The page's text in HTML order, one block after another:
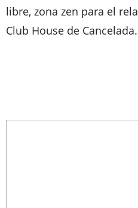
libre, zona zen para el
Club House de Cancelada.